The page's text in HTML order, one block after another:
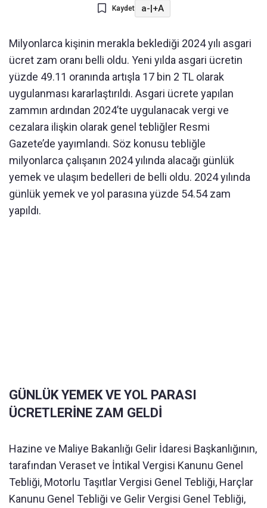
Kaydet a-|+A
Milyonlarca kişinin merakla beklediği 2024 yılı asgari
ücret zam oranı belli oldu. Yeni yılda asgari ücretin
yüzde 49.11 oranında artışla 17 bin 2 TL olarak
uygulanması kararlaştırıldı. Asgari ücrete yapılan
zammın ardından 2024’te uygulanacak vergi ve
cezalara ilişkin olarak genel tebliğler Resmi
Gazete’de yayımlandı. Söz konusu tebliğle
milyonlarca çalışanın 2024 yılında alacağı günlük
yemek ve ulaşım bedelleri de belli oldu. 2024 yılında
günlük yemek ve yol parasına yüzde 54.54 zam
yapıldı.
GÜNLÜK YEMEK VE YOL PARASI
ÜCRETLERİNE ZAM GELDİ
Hazine ve Maliye Bakanlığı Gelir İdaresi Başkanlığının,
tarafından Veraset ve İntikal Vergisi Kanunu Genel
Tebliği, Motorlu Taşıtlar Vergisi Genel Tebliği, Harçlar
Kanunu Genel Tebliği ve Gelir Vergisi Genel Tebliği,